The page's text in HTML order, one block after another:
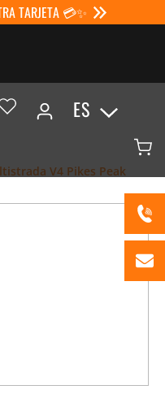
TARJETA 💳✨
ES
V4 Pikes Peak